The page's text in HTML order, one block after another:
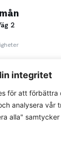
integritet
för att förbättra
analysera vår
alla"
2